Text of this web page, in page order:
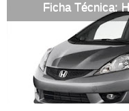
Ficha Técnica: